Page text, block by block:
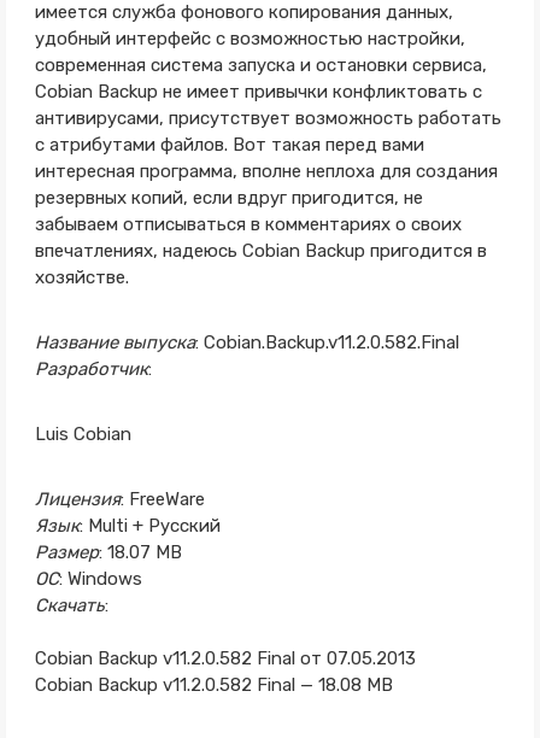
имеется служба фонового копирования данных,
удобный интерфейс с возможностью настройки,
современная система запуска и остановки сервиса,
Cobian Backup не имеет привычки конфликтовать с
антивирусами, присутствует возможность работать
с атрибутами файлов. Вот такая перед вами
интересная программа, вполне неплоха для создания
резервных копий, если вдруг пригодится, не
забываем отписываться в комментариях о своих
впечатлениях, надеюсь Cobian Backup пригодится в
хозяйстве.
Название выпуска: Cobian.Backup.v11.2.0.582.Final
Разработчик:
Luis Cobian
Лицензия: FreeWare
Язык: Multi + Русский
Размер: 18.07 MB
ОС: Windows
Скачать:
Cobian Backup v11.2.0.582 Final от 07.05.2013
Cobian Backup v11.2.0.582 Final — 18.08 MB